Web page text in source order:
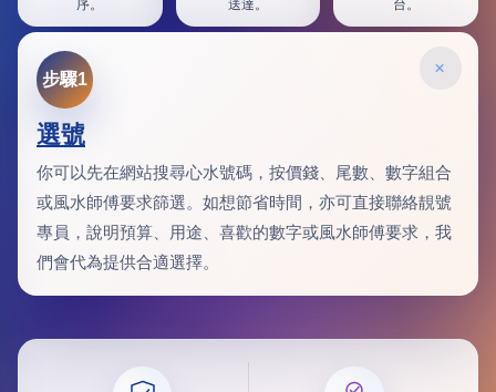
序。
送達。
台。
×
步驟1
選號
你可以先在網站搜尋心水號碼，按價錢、尾數、數字組合
或風水師傅要求篩選。如想節省時間，亦可直接聯絡靚號
專員，說明預算、用途、喜歡的數字或風水師傅要求，我
們會代為提供合適選擇。